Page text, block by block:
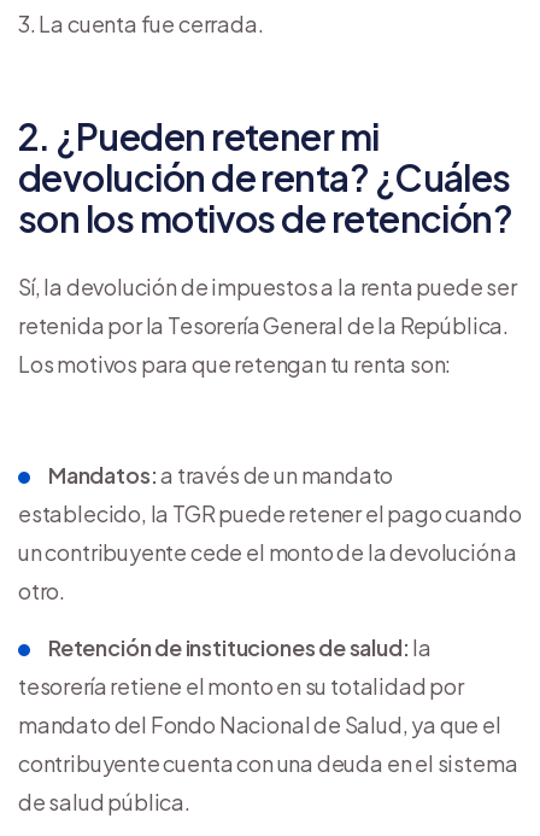
La cuenta fue cerrada.
2. ¿Pueden retener mi
devolución de renta? ¿Cuáles
son los motivos de retención?
Sí, la devolución de impuestos a la renta puede ser
retenida por la Tesorería General de la República.
Los motivos para que retengan tu renta son:
Mandatos:a través de un mandato
establecido, la TGR puede retener el pago cuando
un contribuyente cede el monto de la devolución a
otro.
Retención de instituciones de salud: la
tesorería retiene el monto en su totalidad por
mandato del Fondo Nacional de Salud, ya que el
contribuyente cuenta con una deuda en el sistema
de salud pública.